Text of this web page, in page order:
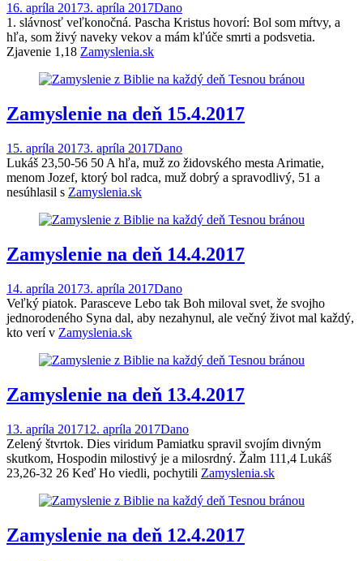
16. apríla 20173. apríla 2017Dano
1. slávnosť veľkonočná. Pascha Kristus hovorí: Bol som mŕtvy, a
hľa, som živý naveky vekov a mám kľúče smrti a podsvetia.
Zjavenie 1,18 Zamyslenia.sk
Zamyslenie na deň 15.4.2017
15. apríla 20173. apríla 2017Dano
Lukáš 23,50-56 50 A hľa, muž zo židovského mesta Arimatie,
menom Jozef, ktorý bol radca, muž dobrý a spravodlivý, 51 a
nesúhlasil s Zamyslenia.sk
Zamyslenie na deň 14.4.2017
14. apríla 20173. apríla 2017Dano
Veľký piatok. Parasceve Lebo tak Boh miloval svet, že svojho
jednorodeného Syna dal, aby nezahynul, ale večný život mal každý,
kto verí v Zamyslenia.sk
Zamyslenie na deň 13.4.2017
13. apríla 201712. apríla 2017Dano
Zelený štvrtok. Dies viridum Pamiatku spravil svojím divným
skutkom, Hospodin milostivý je a milosrdný. Žalm 111,4 Lukáš
23,26-32 26 Keď Ho viedli, pochytili Zamyslenia.sk
Zamyslenie na deň 12.4.2017